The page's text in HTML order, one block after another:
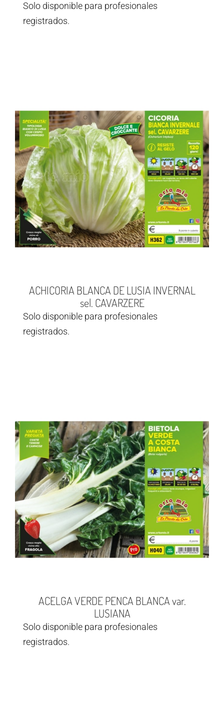
Solo disponible para profesionales
registrados.
ACHICORIA BLANCA DE LUSIA INVERNAL
sel. CAVARZERE
Solo disponible para profesionales
registrados.
ACELGA VERDE PENCA BLANCA var.
LUSIANA
Solo disponible para profesionales
registrados.